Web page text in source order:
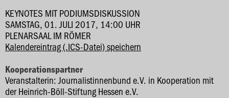
KEYNOTES MIT PODIUMSDISKUSSION
SAMSTAG, 01. JULI 2017, 14:00 UHR
PLENARSAAL IM RÖMER
Kalendereintrag (.ICS-Datei) speichern
Kooperationspartner
Veranstalterin: Journalistinnenbund e.V. in Kooperation mit
der Heinrich-Böll-Stiftung Hessen e.V.